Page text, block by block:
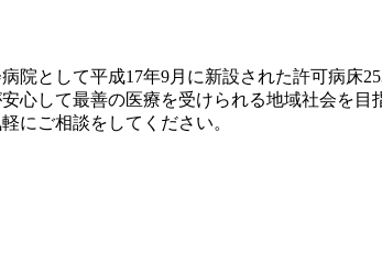
院として平成17年9月に新設された許可病床
心して最善の医療を受けられる地域社会を
にご相談をしてください。